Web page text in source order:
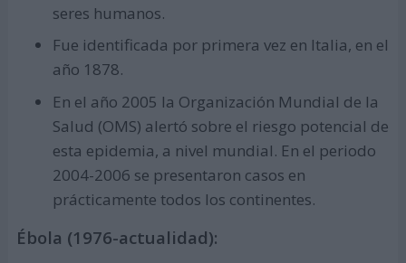
seres humanos.
Fue identificada por primera vez en Italia, en el
año 1878.
En el año 2005 la Organización Mundial de la
Salud (OMS) alertó sobre el riesgo potencial de
esta epidemia, a nivel mundial. En el periodo
2004-2006 se presentaron casos en
prácticamente todos los continentes.
Ébola (1976-actualidad):